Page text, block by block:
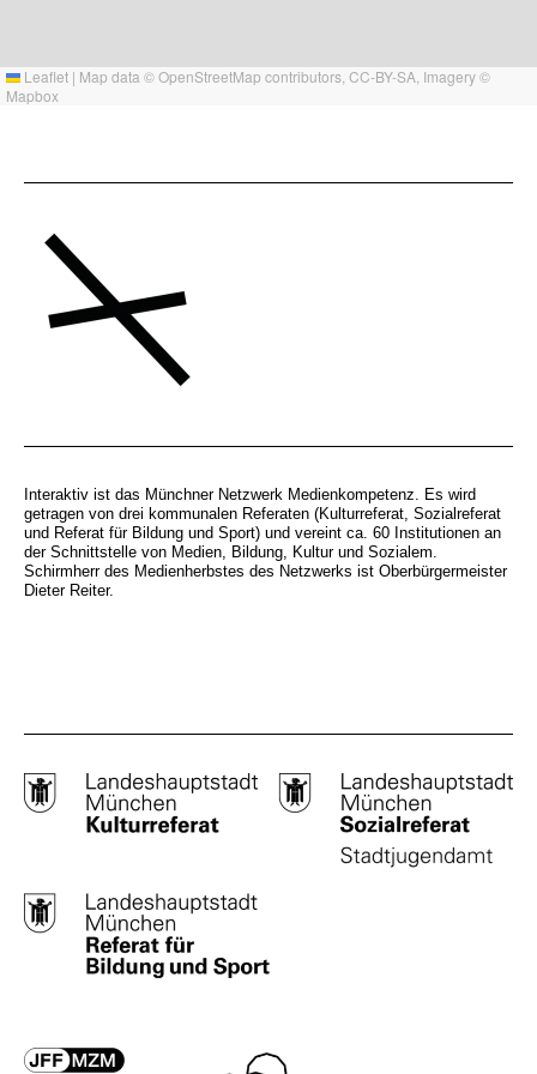
Leaflet | Map data ©OpenStreetMap contributors, CC-BY-SA , Imagery ©
Mapbox
Interaktiv ist das Münchner Netzwerk Medienkompetenz. Es wird
getragen von drei kommunalen Referaten (Kulturreferat, Sozialreferat
und Referat für Bildung und Sport) und vereint ca. 60 Institutionen an
der Schnittstelle von Medien, Bildung, Kultur und Sozialem.
Schirmherr des Medienherbstes des Netzwerks ist Oberbürgermeister
Dieter Reiter.